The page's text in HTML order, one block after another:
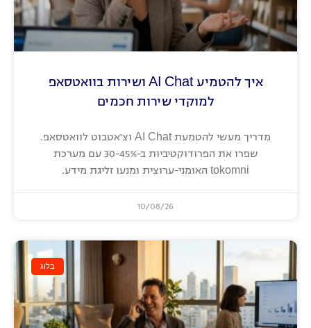
איך להטמיע AI Chat ושירות בוואטסאפ
למוקדי שירות חכמים
מדריך מעשי להטמעת AI Chat וצ'אטבוט לוואטסאפ.
שפרו את הפרודוקטיביות ב-30-45% עם מערכת
tokomni האומני-ערוצית ומנעו זליגת מידע.
10/08/26
בלוג